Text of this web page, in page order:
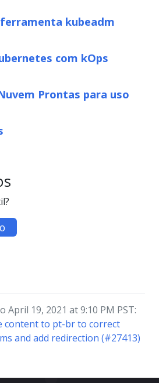
kubeadm
com kOps
Prontas para uso
April 19, 2021 at 9:10 PM PST:
content to pt-br to correct
and add redirection (#27413)